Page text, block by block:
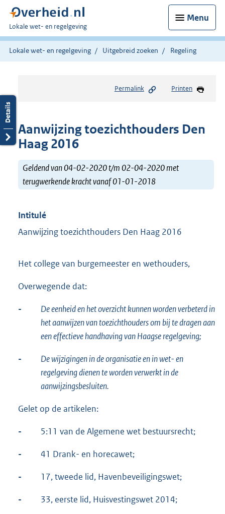
Menu
U
bent
hier:
Lokale wet- en regelgeving
Lokale wet- en regelgeving Uitgebreid zoeken Regeling
Permalink Printen
Aanwijzing toezichthouders Den
Haag 2016
Geldend van 04-02-2020 t/m 02-04-2020 met
terugwerkende kracht vanaf 01-01-2018
Intitulé
Aanwijzing toezichthouders Den Haag 2016
Het college van burgemeester en wethouders,
Overwegende dat:
-
De eenheid en het overzicht kunnen worden verbeterd in
het aanwijzen van toezichthouders om bij te dragen aan
een effectieve handhaving van Haagse regelgeving;
-
De wijzigingen in de organisatie en in wet- en
regelgeving dienen te worden verwerkt in de
aanwijzingsbesluiten.
Gelet op de artikelen:
- 5:11 van de Algemene wet bestuursrecht;
- 41 Drank- en horecawet;
- 17, tweede lid, Havenbeveiligingswet;
- 33, eerste lid, Huisvestingswet 2014;